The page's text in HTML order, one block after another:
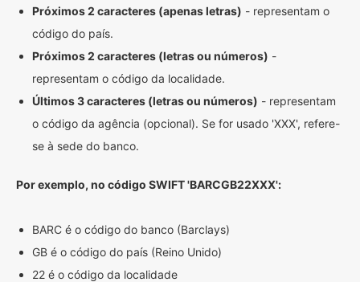
Próximos 2 caracteres (apenas letras) - representam o
código do país.
Próximos 2 caracteres (letras ou números) -
representam o código da localidade.
Últimos 3 caracteres (letras ou números) - representam
o código da agência (opcional). Se for usado 'XXX', refere-
se à sede do banco.
Por exemplo, no código SWIFT 'BARCGB22XXX':
BARC é o código do banco (Barclays)
GB é o código do país (Reino Unido)
22 é o código da localidade